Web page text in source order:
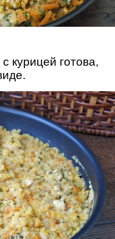
курицей готова,